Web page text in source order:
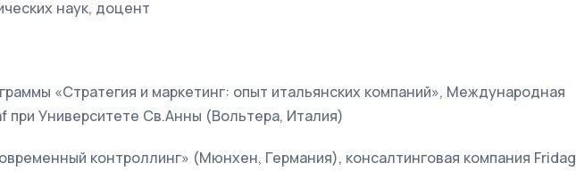
наук, доцент
«Стратегия и маркетинг: опыт итальянских компаний», Международная
при Университете Св.Анны (Вольтера, Италия)
контроллинг» (Мюнхен, Германия), консалтинговая компания Fridag